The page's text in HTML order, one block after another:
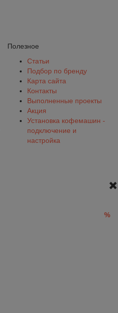
Полезное
Статьи
Подбор по бренду
Карта сайта
Контакты
Выполненные проекты
Акция
Установка кофемашин -
подключение и
настройка
%